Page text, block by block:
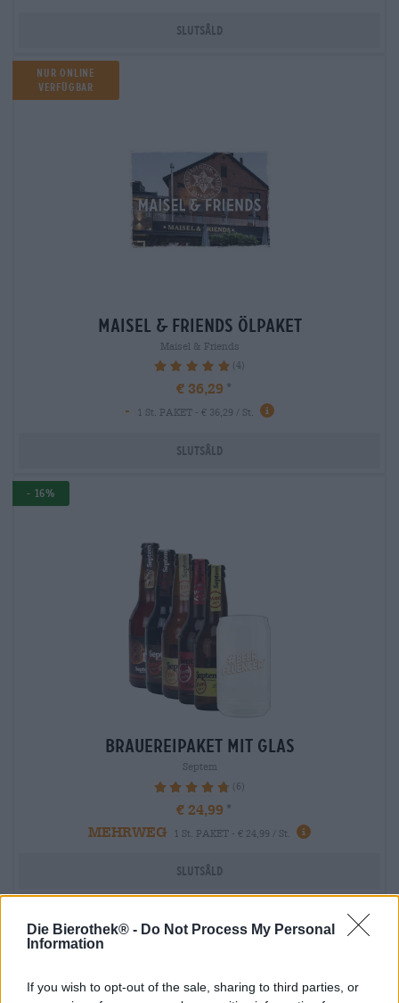
Die Bierothek® - Do Not Process My Personal
Information
If you wish to opt-out of the sale, sharing to third parties, or
Slutsåld
Nur online
verfügbar
maisel & friends Ölpaket
Maisel & Friends
100% (4)
€ 36,29
-
1 St. PAKET - € 36,29 / St.
Slutsåld
- 16%
brauereipaket mit glas
Septem
96.67% (6)
€ 24,99
MEHRWEG
1 St. PAKET - € 24,99 / St.
Slutsåld
Braukunst